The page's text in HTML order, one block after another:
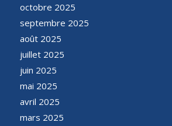
octobre 2025
septembre 2025
août 2025
juillet 2025
juin 2025
mai 2025
avril 2025
mars 2025